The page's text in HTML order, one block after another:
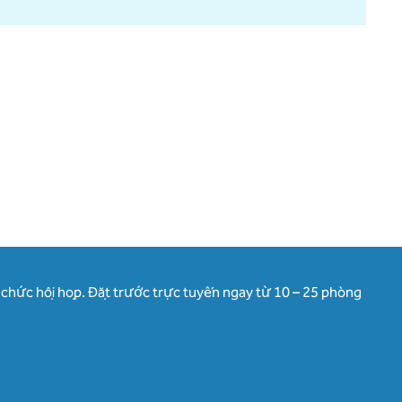
hội họp. Đặt trước trực tuyến ngay từ 10 – 25 phòng